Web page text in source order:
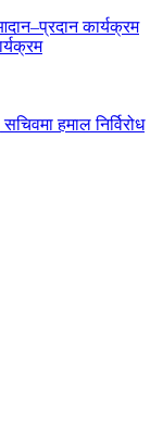
कार्यक्रम
हमाल निर्विरोध